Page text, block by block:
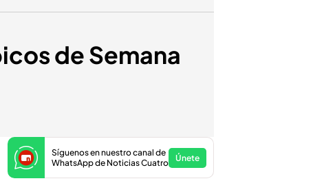
de Semana
Síguenos en nuestro canal de
WhatsApp de Noticias Cuatro
Únete